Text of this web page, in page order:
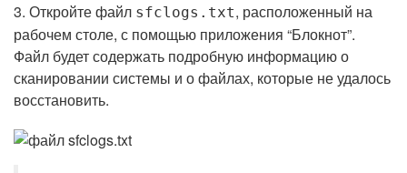
3. Откройте файл sfclogs.txt, расположенный на
рабочем столе, с помощью приложения “Блокнот”.
Файл будет содержать подробную информацию о
сканировании системы и о файлах, которые не удалось
восстановить.